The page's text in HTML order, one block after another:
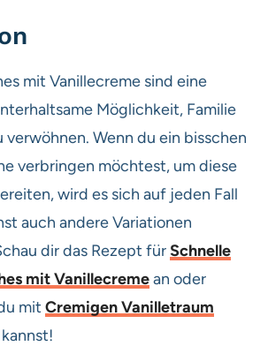
mit Vanillecreme sind eine
Möglichkeit, Familie
verwöhnen. Wenn du ein bisschen
verbringen möchtest, um diese
wird es sich auf jeden Fall
auch andere Variationen
dir das Rezept fürSchnelle
mit Vanillecremean oder
mit Cremigen Vanilletraum